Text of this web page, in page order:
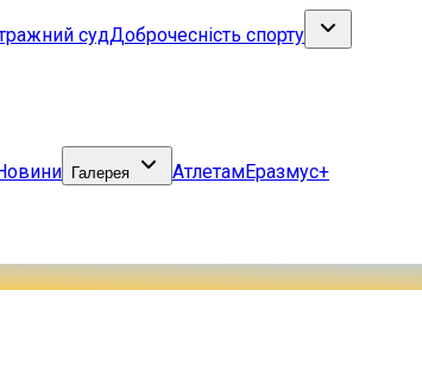
судДоброчесність спорту
Галерея АтлетамЕразмус+